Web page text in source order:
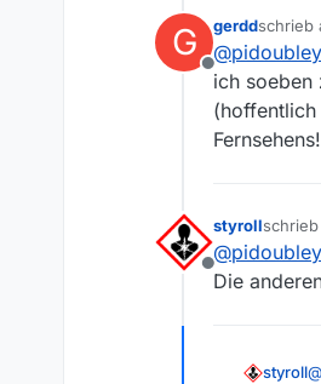
G
Offline
gerddschrieb
zuletzt
@
ich soeben
Offline
styrollschrieb
zuletzt
@
Die
styroll@